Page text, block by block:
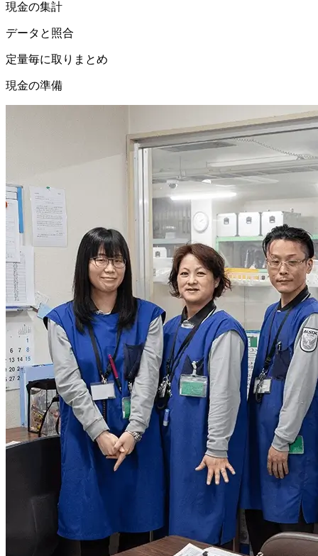
現金の集計
データと照合
定量毎に取りまとめ
現金の準備